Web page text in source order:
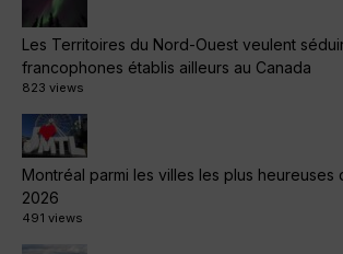
Les Territoires du Nord-Ouest veulent
francophones établis ailleurs au Canada
823 views
Montréal parmi les villes les plus heureuses
2026
491 views